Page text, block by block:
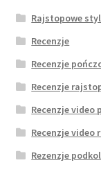
Rajstopowe
Recenzje
Recenzje
Recenzje
Recenzje video
Recenzje video
Rezenzje